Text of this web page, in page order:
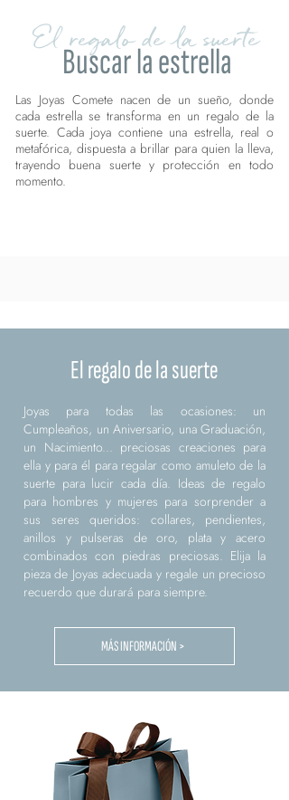
El regalo de la suerte
Buscar la estrella
Las Joyas Comete nacen de un sueño, donde
cada estrella se transforma en un regalo de la
suerte. Cada joya contiene una estrella, real o
metafórica, dispuesta a brillar para quien la lleva,
trayendo buena suerte y protección en todo
momento.
El regalo de la suerte
Joyas para todas las ocasiones: un
Cumpleaños, un Aniversario, una Graduación,
un Nacimiento... preciosas creaciones para
ella y para él para regalar como amuleto de la
suerte para lucir cada día. Ideas de regalo
para hombres y mujeres para sorprender a
sus seres queridos: collares, pendientes,
anillos y pulseras de oro, plata y acero
combinados con piedras preciosas. Elija la
pieza de Joyas adecuada y regale un precioso
recuerdo que durará para siempre.
MÁS INFORMACIÓN >